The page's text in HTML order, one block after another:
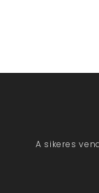
A sikeres